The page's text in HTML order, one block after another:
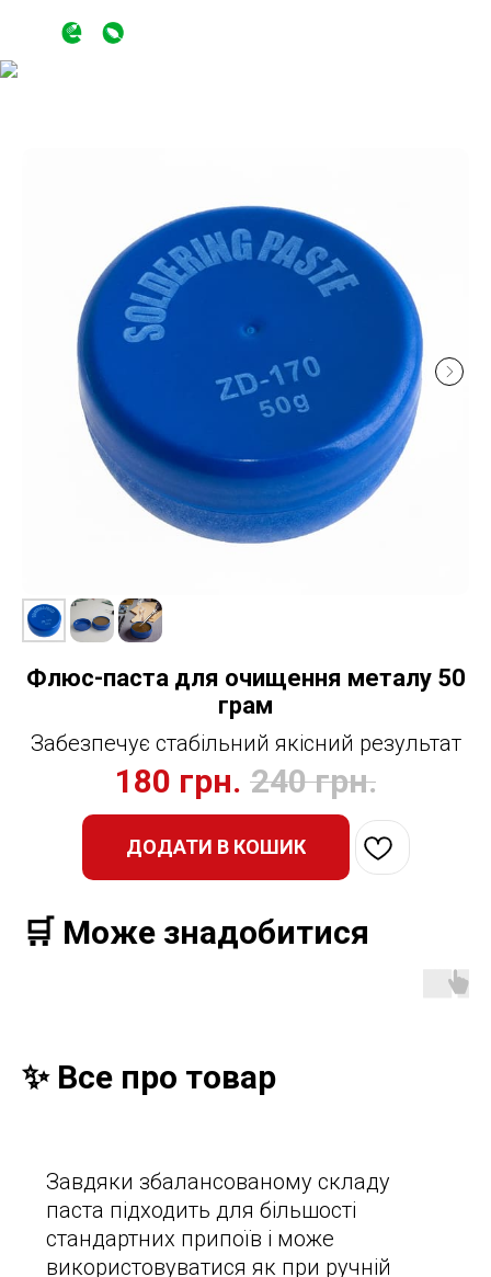
Флюс-паста для очищення металу 50
грам
Забезпечує стабільний якісний результат
180 грн. 240 грн.
ДОДАТИ В КОШИК
🛒 Може знадобитися
✨ Все про товар
Завдяки збалансованому складу
паста підходить для більшості
стандартних припоїв і може
використовуватися як при ручній